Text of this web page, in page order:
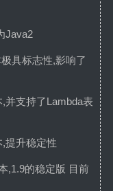
Java2
具标志性,影响了
,并支持了Lambda表
,提升稳定性
,1.9的稳定版 目前